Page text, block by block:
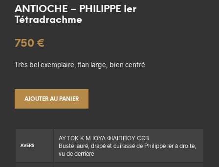
ANTIOCHE – PHILIPPE Ier
Tétradrachme
750 €
Très bel exemplaire, flan large, bien centré
AJOUTER AU PANIER
AVERS
ΑΥΤΟΚ Κ Μ ΙΟΥΛ ΦΙΛΙΠΠΟΥ ϹЄΒ
Buste lauré, drapé et cuirassé de Philippe Ier à droite,
vu de derrière